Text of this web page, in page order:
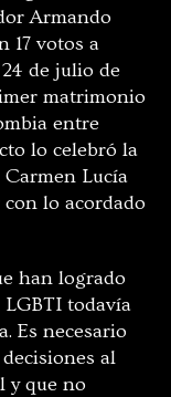
Armando
17 votos a
de julio de
matrimonio
entre
lo celebró la
Lucía
lo acordado
han logrado
todavía
Es necesario
al
y que no